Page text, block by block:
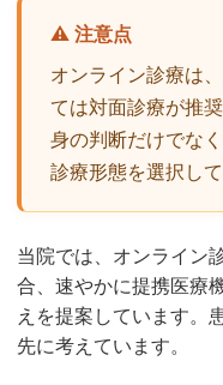
⚠️ 注意点
オンライン診療は
ては対面診療が推
身の判断だけでな
診療形態を選択して
当院では、オンライン
合、速やかに提携医療
えを提案しています。
先に考えています。